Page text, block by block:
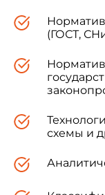
(ГОСТ,
схемы и